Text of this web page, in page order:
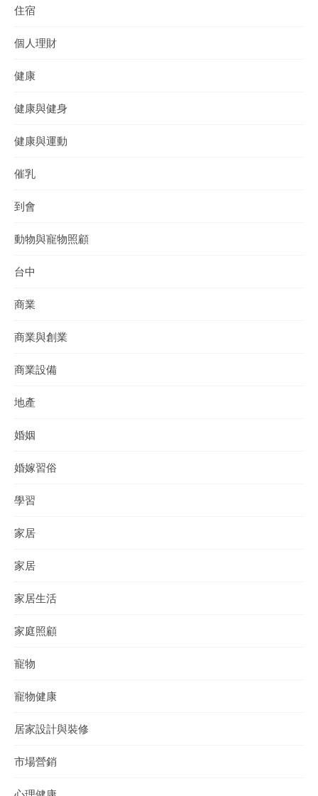
住宿
個人理財
健康
健康與健身
健康與運動
催乳
到會
動物與寵物照顧
台中
商業
商業與創業
商業設備
地產
婚姻
婚嫁習俗
學習
家居
家居
家居生活
家庭照顧
寵物
寵物健康
居家設計與裝修
市場營銷